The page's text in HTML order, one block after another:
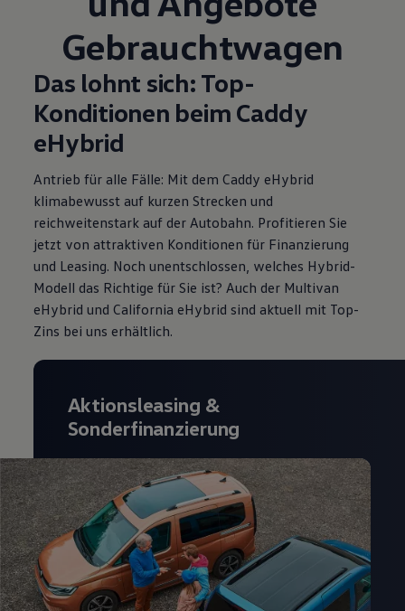
Gebrauchtwagen
Das lohnt sich: Top-
Konditionen beim Caddy
eHybrid
Antrieb für alle Fälle: Mit dem Caddy eHybrid
klimabewusst auf kurzen Strecken und
reichweitenstark auf der Autobahn. Profitieren Sie
jetzt von attraktiven Konditionen für Finanzierung
und Leasing. Noch unentschlossen, welches Hybrid-
Modell das Richtige für Sie ist? Auch der Multivan
eHybrid und California eHybrid sind aktuell mit Top-
Zins bei uns erhältlich.
Aktionsleasing &
Sonderfinanzierung